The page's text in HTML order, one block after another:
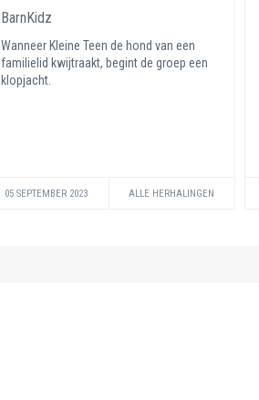
BarnKidz
Wanneer Kleine Teen de hond van een
familielid kwijtraakt, begint de groep een
klopjacht.
05 SEPTEMBER 2023 ALLE HERHALINGEN